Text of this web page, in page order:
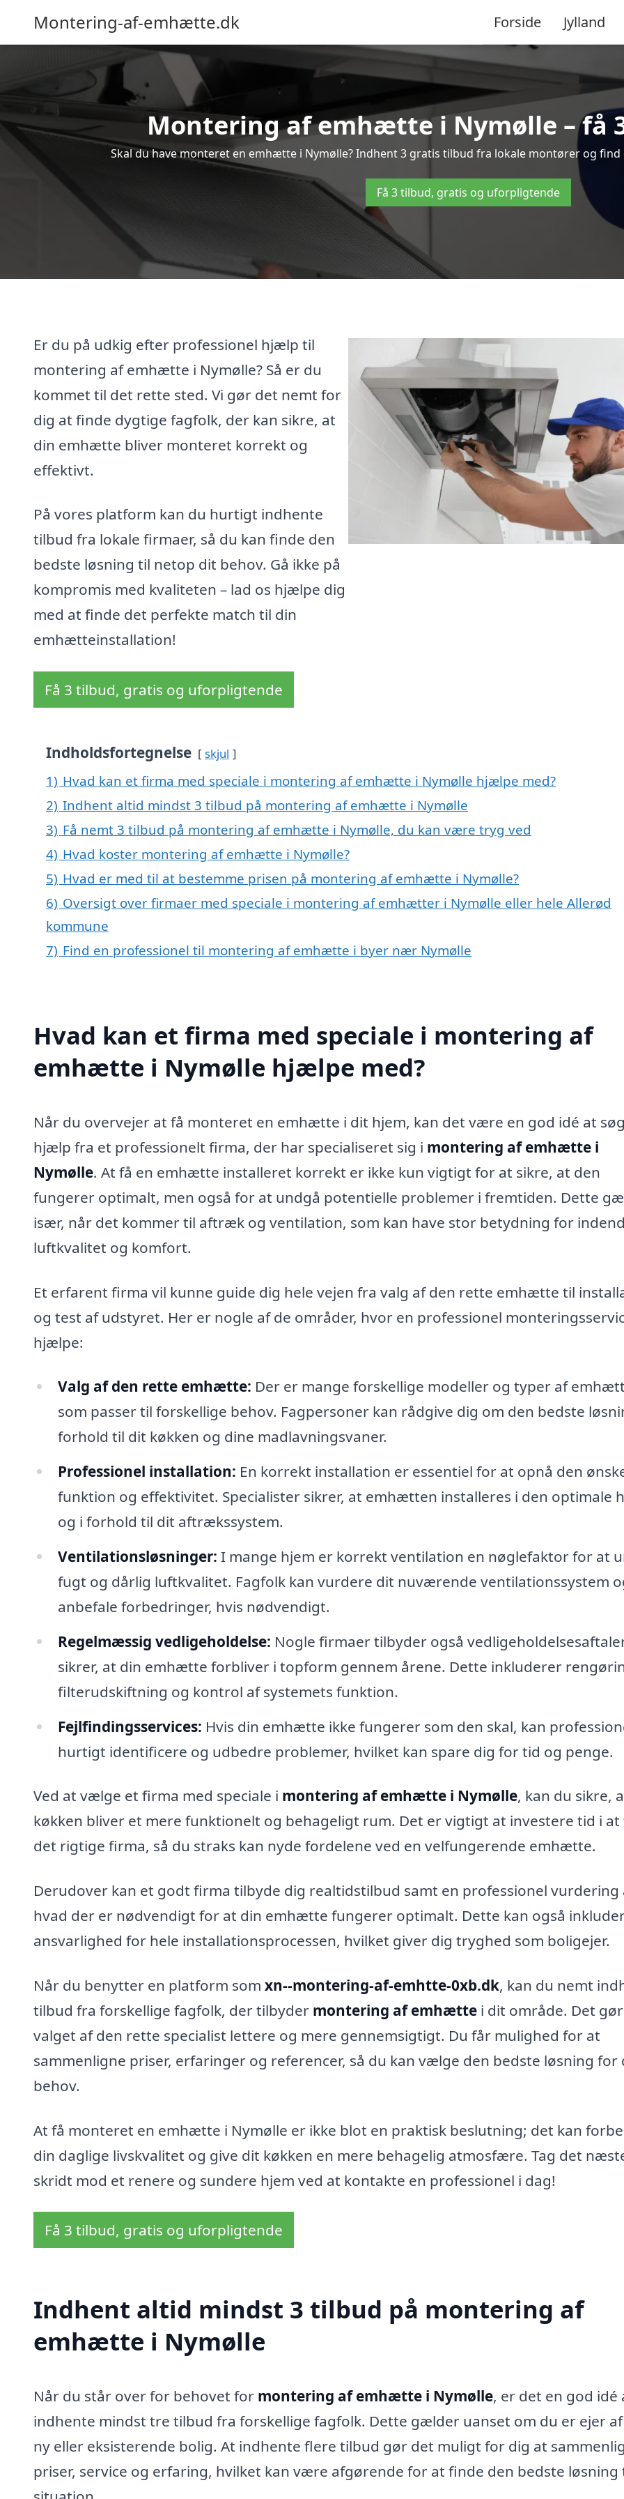
Montering-af-emhætte.dk Forside Jylland
Montering af emhætte i Nymølle – få
Skal du have monteret en emhætte i Nymølle? Indhent 3 gratis tilbud fra lokale montører og
Få 3 tilbud, gratis og uforpligtende
Er du på udkig efter professionel hjælp til
montering af emhætte i Nymølle? Så er du
kommet til det rette sted. Vi gør det nemt for
dig at finde dygtige fagfolk, der kan sikre, at
din emhætte bliver monteret korrekt og
effektivt.
På vores platform kan du hurtigt indhente
tilbud fra lokale firmaer, så du kan finde den
bedste løsning til netop dit behov. Gå ikke på
kompromis med kvaliteten – lad os hjælpe dig
med at finde det perfekte match til din
emhætteinstallation!
Få 3 tilbud, gratis og uforpligtende
Indholdsfortegnelse skjul
1) Hvad kan et firma med speciale i montering af emhætte i Nymølle hjælpe med?
2) Indhent altid mindst 3 tilbud på montering af emhætte i Nymølle
3) Få nemt 3 tilbud på montering af emhætte i Nymølle, du kan være tryg ved
4) Hvad koster montering af emhætte i Nymølle?
5) Hvad er med til at bestemme prisen på montering af emhætte i Nymølle?
6) Oversigt over firmaer med speciale i montering af emhætter i Nymølle eller hele Allerød
kommune
7) Find en professionel til montering af emhætte i byer nær Nymølle
Hvad kan et firma med speciale i montering af
emhætte i Nymølle hjælpe med?
Når du overvejer at få monteret en emhætte i dit hjem, kan det være en god idé at
hjælp fra et professionelt firma, der har specialiseret sig i montering af emhætte i
Nymølle. At få en emhætte installeret korrekt er ikke kun vigtigt for at sikre, at den
fungerer optimalt, men også for at undgå potentielle problemer i fremtiden. Dette
især, når det kommer til aftræk og ventilation, som kan have stor betydning for
luftkvalitet og komfort.
Et erfarent firma vil kunne guide dig hele vejen fra valg af den rette emhætte til
og test af udstyret. Her er nogle af de områder, hvor en professionel
hjælpe:
Valg af den rette emhætte: Der er mange forskellige modeller og typer af
som passer til forskellige behov. Fagpersoner kan rådgive dig om den bedste
forhold til dit køkken og dine madlavningsvaner.
Professionel installation: En korrekt installation er essentiel for at opnå den
funktion og effektivitet. Specialister sikrer, at emhætten installeres i den optimale
og i forhold til dit aftrækssystem.
Ventilationsløsninger: I mange hjem er korrekt ventilation en nøglefaktor for at
fugt og dårlig luftkvalitet. Fagfolk kan vurdere dit nuværende ventilationssystem
anbefale forbedringer, hvis nødvendigt.
Regelmæssig vedligeholdelse: Nogle firmaer tilbyder også
sikrer, at din emhætte forbliver i topform gennem årene. Dette inkluderer
filterudskiftning og kontrol af systemets funktion.
Fejlfindingsservices: Hvis din emhætte ikke fungerer som den skal, kan
hurtigt identificere og udbedre problemer, hvilket kan spare dig for tid og penge.
Ved at vælge et firma med speciale i montering af emhætte i Nymølle, kan du sikre,
køkken bliver et mere funktionelt og behageligt rum. Det er vigtigt at investere tid i at
det rigtige firma, så du straks kan nyde fordelene ved en velfungerende emhætte.
Derudover kan et godt firma tilbyde dig realtidstilbud samt en professionel vurdering
hvad der er nødvendigt for at din emhætte fungerer optimalt. Dette kan også
ansvarlighed for hele installationsprocessen, hvilket giver dig tryghed som boligejer.
Når du benytter en platform som xn--montering-af-emhtte-0xb.dk, kan du nemt
tilbud fra forskellige fagfolk, der tilbyder montering af emhætte i dit område. Det gør
valget af den rette specialist lettere og mere gennemsigtigt. Du får mulighed for at
sammenligne priser, erfaringer og referencer, så du kan vælge den bedste løsning for
behov.
At få monteret en emhætte i Nymølle er ikke blot en praktisk beslutning; det kan
din daglige livskvalitet og give dit køkken en mere behagelig atmosfære. Tag det
skridt mod et renere og sundere hjem ved at kontakte en professionel i dag!
Få 3 tilbud, gratis og uforpligtende
Indhent altid mindst 3 tilbud på montering af
emhætte i Nymølle
Når du står over for behovet for montering af emhætte i Nymølle, er det en god idé
indhente mindst tre tilbud fra forskellige fagfolk. Dette gælder uanset om du er ejer
ny eller eksisterende bolig. At indhente flere tilbud gør det muligt for dig at
priser, service og erfaring, hvilket kan være afgørende for at finde den bedste løsning